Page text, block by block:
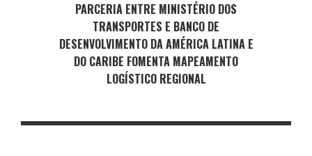
PARCERIA ENTRE MINISTÉRIO DOS
TRANSPORTES E BANCO DE
DESENVOLVIMENTO DA AMÉRICA LATINA E
DO CARIBE FOMENTA MAPEAMENTO
LOGÍSTICO REGIONAL